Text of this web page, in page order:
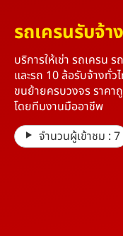
รถเครนรับจ้า
บริการให้เช่า รถเครน
และรถ 10 ล้อรับจ้างทั่
ขนย้ายครบวงจร ราคา
โดยทีมงานมืออาชีพ
จำนวนผู้เข้าชม : 7